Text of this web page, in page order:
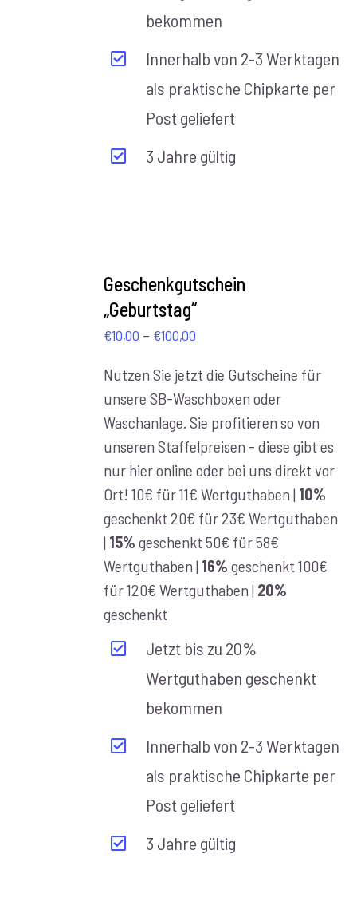
bekommen
Innerhalb von 2-3 Werktagen
als praktische Chipkarte per
Post geliefert
3 Jahre gültig
Geschenkgutschein
„Geburtstag“
€10,00 – €100,00
bis
€100,00
Nutzen Sie jetzt die Gutscheine für
unsere SB-Waschboxen oder
Waschanlage. Sie profitieren so von
unseren Staffelpreisen - diese gibt es
nur hier online oder bei uns direkt vor
Ort! 10€ für 11€ Wertguthaben | 10%
geschenkt 20€ für 23€ Wertguthaben
| 15% geschenkt 50€ für 58€
Wertguthaben | 16% geschenkt 100€
für 120€ Wertguthaben | 20%
geschenkt
Jetzt bis zu 20%
Wertguthaben geschenkt
bekommen
Innerhalb von 2-3 Werktagen
als praktische Chipkarte per
Post geliefert
3 Jahre gültig